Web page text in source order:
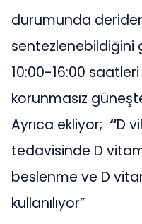
durumunda
sentezlenebildiğini
10:00-16:00
korunmasız
Ayrıca ekliyor; “D
tedavisinde D
beslenme ve D
kullanılıyor”